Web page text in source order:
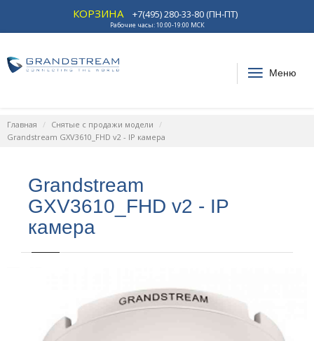
КОРЗИНА +7(495) 280-33-80 (ПН-ПТ)
Рабочие часы: 10:00-19:00 МСК
Меню
Главная
Снятые с продажи модели
Grandstream GXV3610_FHD v2 - IP камера
Grandstream
GXV3610_FHD v2 - IP
камера